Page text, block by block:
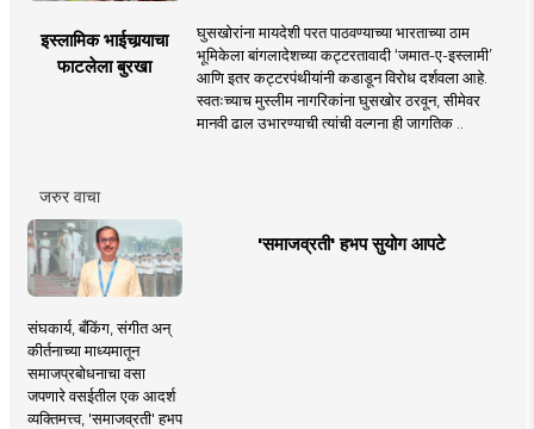
इस्लामिक भाईचार्‍याचा
फाटलेला बुरखा
घुसखोरांना मायदेशी परत पाठवण्याच्या भारताच्या ठाम
भूमिकेला बांगलादेशच्या कट्टरतावादी ‘जमात-ए-इस्लामी’
आणि इतर कट्टरपंथीयांनी कडाडून विरोध दर्शवला आहे.
स्वतःच्याच मुस्लीम नागरिकांना घुसखोर ठरवून, सीमेवर
मानवी ढाल उभारण्याची त्यांची वल्गना ही जागतिक ..
जरुर वाचा
'समाजव्रती' हभप सुयोग आपटे
संघकार्य, बँकिंग, संगीत अन्
कीर्तनाच्या माध्यमातून
समाजप्रबोधनाचा वसा
जपणारे वसईतील एक आदर्श
व्यक्तिमत्त्व, 'समाजव्रती' हभप